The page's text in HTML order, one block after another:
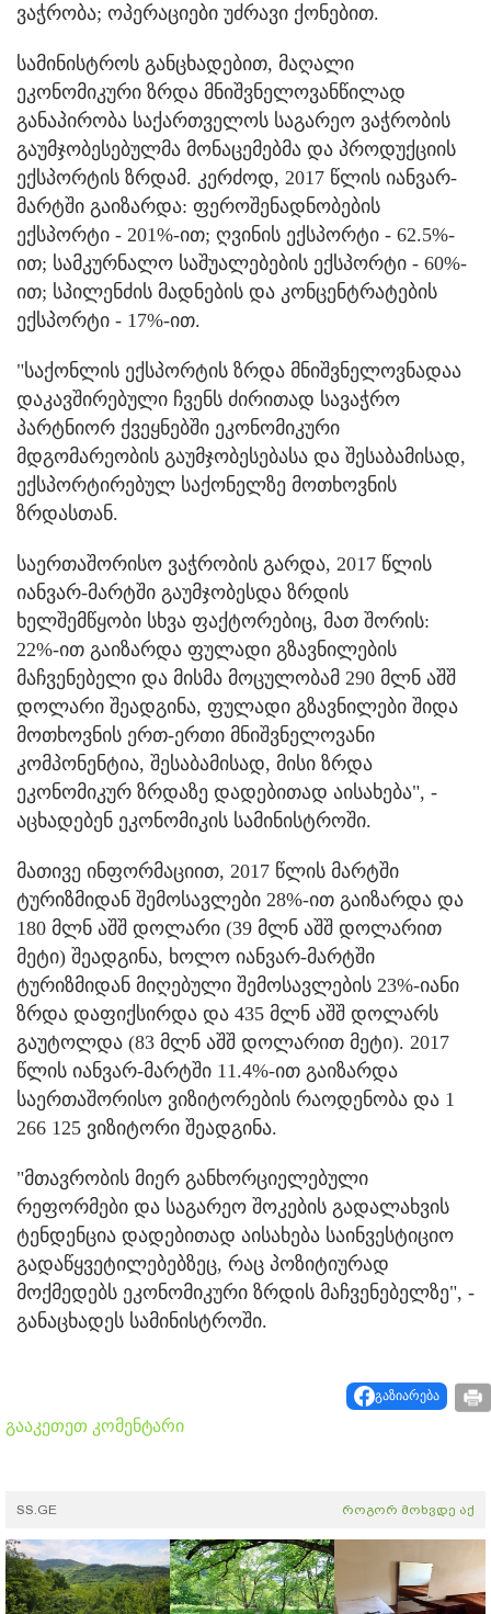
ვაჭრობა; ოპერაციები უძრავი ქონებით.
სამინისტროს განცხადებით, მაღალი
ეკონომიკური ზრდა მნიშვნელოვანწილად
განაპირობა საქართველოს საგარეო ვაჭრობის
გაუმჯობესებულმა მონაცემებმა და პროდუქციის
ექსპორტის ზრდამ. კერძოდ, 2017 წლის იანვარ-
მარტში გაიზარდა: ფეროშენადნობების
ექსპორტი - 201%-ით; ღვინის ექსპორტი - 62.5%-
ით; სამკურნალო საშუალებების ექსპორტი - 60%-
ით; სპილენძის მადნების და კონცენტრატების
ექსპორტი - 17%-ით.
"საქონლის ექსპორტის ზრდა მნიშვნელოვნადაა
დაკავშირებული ჩვენს ძირითად სავაჭრო
პარტნიორ ქვეყნებში ეკონომიკური
მდგომარეობის გაუმჯობესებასა და შესაბამისად,
ექსპორტირებულ საქონელზე მოთხოვნის
ზრდასთან.
საერთაშორისო ვაჭრობის გარდა, 2017 წლის
იანვარ-მარტში გაუმჯობესდა ზრდის
ხელშემწყობი სხვა ფაქტორებიც, მათ შორის:
22%-ით გაიზარდა ფულადი გზავნილების
მაჩვენებელი და მისმა მოცულობამ 290 მლნ აშშ
დოლარი შეადგინა, ფულადი გზავნილები შიდა
მოთხოვნის ერთ-ერთი მნიშვნელოვანი
კომპონენტია, შესაბამისად, მისი ზრდა
ეკონომიკურ ზრდაზე დადებითად აისახება", -
აცხადებენ ეკონომიკის სამინისტროში.
მათივე ინფორმაციით, 2017 წლის მარტში
ტურიზმიდან შემოსავლები 28%-ით გაიზარდა და
180 მლნ აშშ დოლარი (39 მლნ აშშ დოლარით
მეტი) შეადგინა, ხოლო იანვარ-მარტში
ტურიზმიდან მიღებული შემოსავლების 23%-იანი
ზრდა დაფიქსირდა და 435 მლნ აშშ დოლარს
გაუტოლდა (83 მლნ აშშ დოლარით მეტი). 2017
წლის იანვარ-მარტში 11.4%-ით გაიზარდა
საერთაშორისო ვიზიტორების რაოდენობა და 1
266 125 ვიზიტორი შეადგინა.
"მთავრობის მიერ განხორციელებული
რეფორმები და საგარეო შოკების გადალახვის
ტენდენცია დადებითად აისახება საინვესტიციო
გადაწყვეტილებებზეც, რაც პოზიტიურად
მოქმედებს ეკონომიკური ზრდის მაჩვენებელზე", -
განაცხადეს სამინისტროში.
გაზიარება
გააკეთეთ კომენტარი
SS.GE როგორ მოხვდე აქ